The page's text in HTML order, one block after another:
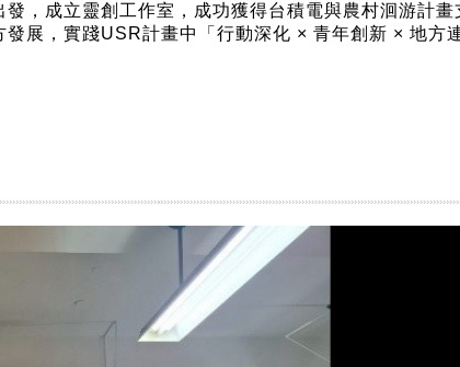
，成立靈創工作室，成功獲得台積電與農村洄游計
展，實踐USR計畫中「行動深化 × 青年創新 × 地方